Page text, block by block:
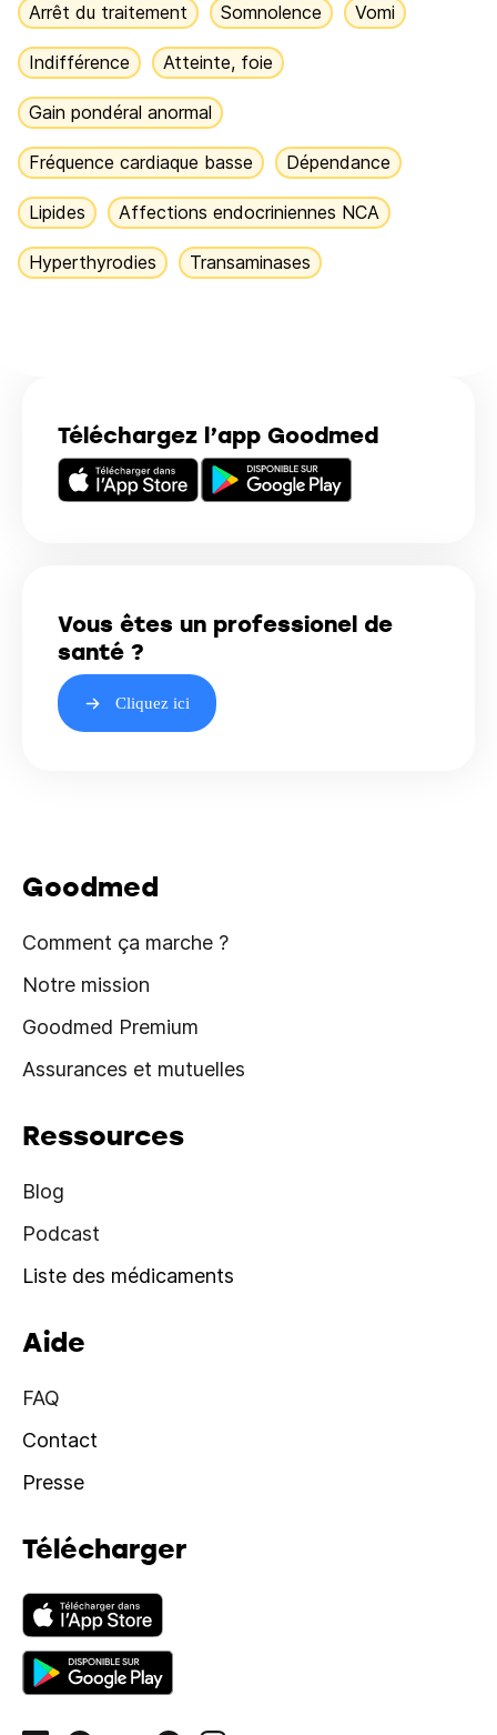
Téléchargez l’app Goodmed
Vous êtes un professionel de
santé ?
Cliquez ici
Arrêt du traitement Somnolence Vomi
Indifférence Atteinte, foie
Gain pondéral anormal
Fréquence cardiaque basse Dépendance
Lipides Affections endocriniennes NCA
Hyperthyrodies Transaminases
Goodmed
Comment ça marche ?
Notre mission
Goodmed Premium
Assurances et mutuelles
Ressources
Blog
Podcast
Liste des médicaments
Aide
FAQ
Contact
Presse
Télécharger